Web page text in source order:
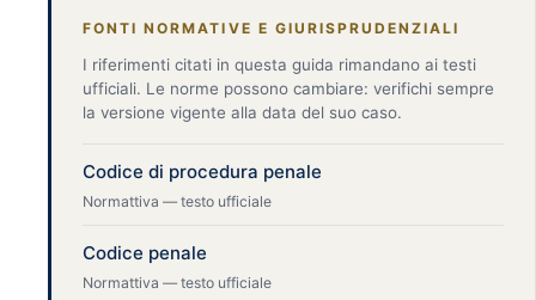
FONTI NORMATIVE E GIURISPRUDENZIALI
I riferimenti citati in questa guida rimandano ai testi
ufficiali. Le norme possono cambiare: verifichi sempre
la versione vigente alla data del suo caso.
Codice di procedura penale
Normattiva — testo ufficiale
Codice penale
Normattiva — testo ufficiale